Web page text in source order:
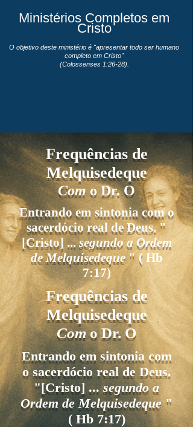
Ministérios Completos em
Cristo
O objetivo deste ministério é "apresentar todo ser humano
completo em Cristo"
(Colossenses 1:26-28).
Frequências de
Melquisedeque
Com o Dr. O
Entrando em sintonia com o
sacerdócio real de Deus. "
[Cristo] ...segundo a Ordem
de Melquisedeque" ( Hb
7:17)
Frequências de
Melquisedeque
Como Dr. O
Entrando em sintonia com
o sacerdócio real de Deus.
"[Cristo] ...segundo a
Ordem de Melquisedeque"
( Hb 7:17)